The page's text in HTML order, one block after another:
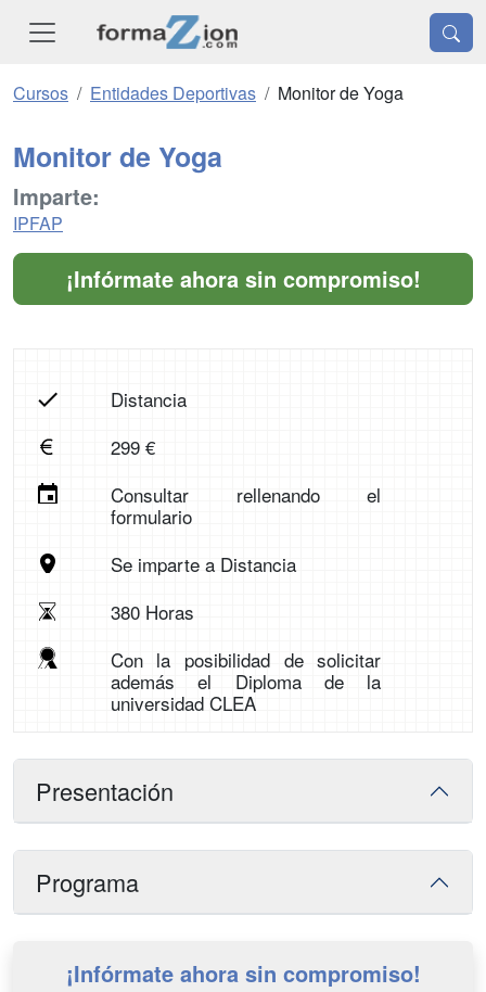
Cursos Entidades Deportivas Monitor de Yoga
Monitor de Yoga
Imparte:
IPFAP
¡Infórmate ahora sin compromiso!
Distancia
299 €
Consultar rellenando el
formulario
Se imparte a Distancia
380 Horas
Con la posibilidad de solicitar
además el Diploma de la
universidad CLEA
Presentación
Programa
¡Infórmate ahora sin compromiso!